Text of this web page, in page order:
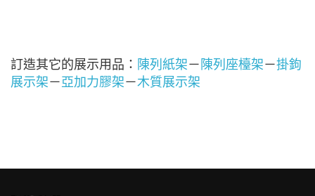
訂造其它的展示用品： 陳列紙架－ 陳列座檯架－掛鉤
展示架－亞加力膠架－木質展示架